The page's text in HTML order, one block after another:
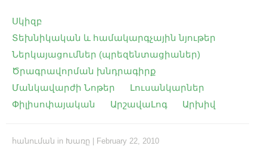
Սկիզբ
Տեխնիկական և համակարգչային նյութեր
Ներկայացումներ (պրեզենտացիաներ)
Ծրագրավորման խնդրագիրք
Մանկավարժի Նոթեր
Լուսանկարներ
Փիլիսոփայական
ԱրշավաԼոգ Արխիվ
հանուման in Խառը February 22, 2010